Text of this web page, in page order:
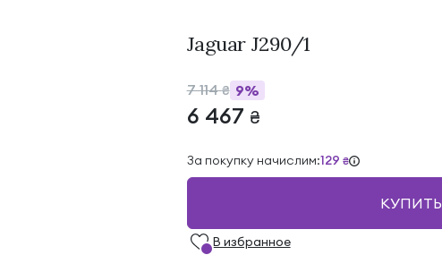
Jaguar J290/1
7 114₴ 9%
6 467 ₴
За покупку начислим:129 ₴
КУПИТЬ
В избранноe